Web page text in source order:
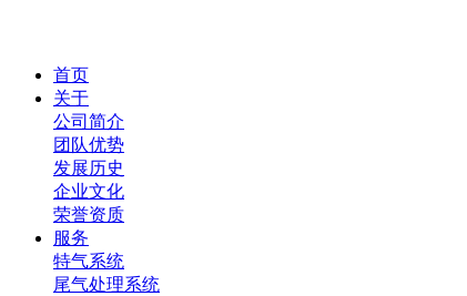
首页
关于
公司简介
团队优势
发展历史
企业文化
荣誉资质
服务
特气系统
尾气处理系统